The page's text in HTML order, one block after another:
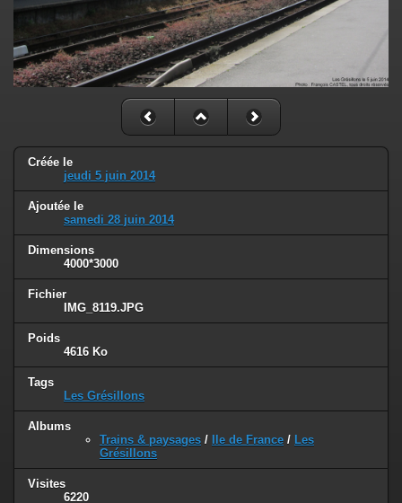
Créée le
jeudi 5 juin 2014
Ajoutée le
samedi 28 juin 2014
Dimensions
4000*3000
Fichier
IMG_8119.JPG
Poids
4616 Ko
Tags
Les Grésillons
Albums
Trains & paysages / Ile de France / Les
Grésillons
Visites
6220